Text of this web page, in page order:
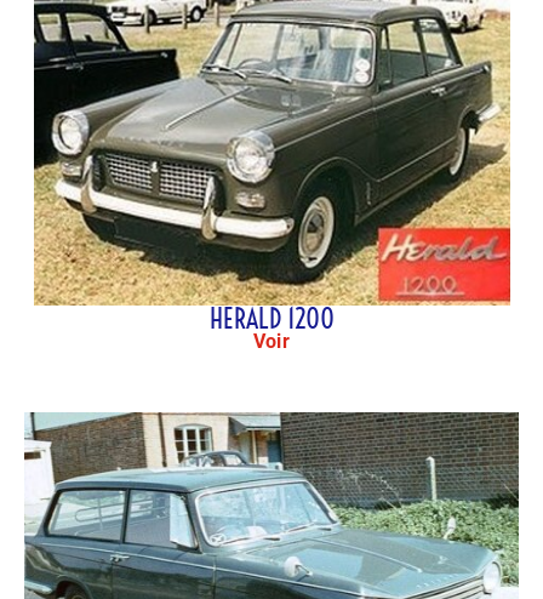
HERALD 1200
Voir